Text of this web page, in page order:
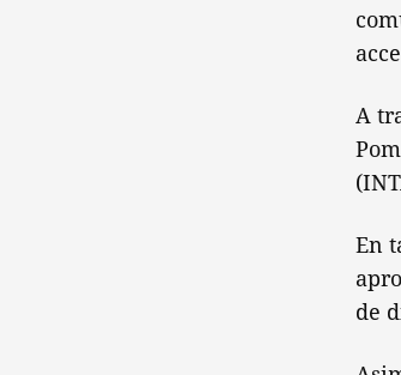
A
En
de